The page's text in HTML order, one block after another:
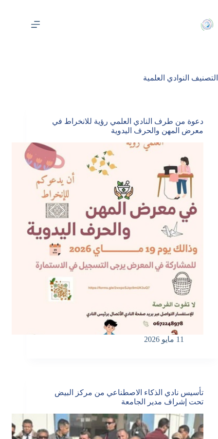
المحتوى
التصنيف النوادي العلمية
دعوة من طرف النادي العلمي رؤية للانخراط في
معرض المهن والحرف اليدوية
11 مايو 2026
تأسيس نادي الذكاء الاصطناعي من مركز البيض
تحت إشراف مدير الجامعة